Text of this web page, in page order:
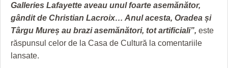
Galleries Lafayette aveau unul foarte asemănător,
gândit de Christian Lacroix… Anul acesta, Oradea și
Târgu Mureș au brazi asemănători, tot artificiali”, este
răspunsul celor de la Casa de Cultură la comentariile
lansate.